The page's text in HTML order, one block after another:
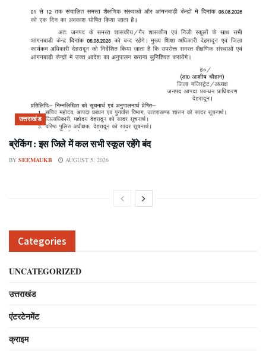
उत्तराखंड
ब्रेकिंग : इस जिले में कल सभी स्कूल रहेंगे बंद
BY SEEMAUKB AUGUST 5, 2026
Categories
UNCATEGORIZED
उत्तराखंड
एंटरटेनमेंट
क्राइम